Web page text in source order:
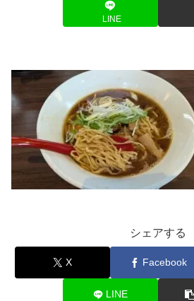
LINE
シェアする
X Facebook
LINE